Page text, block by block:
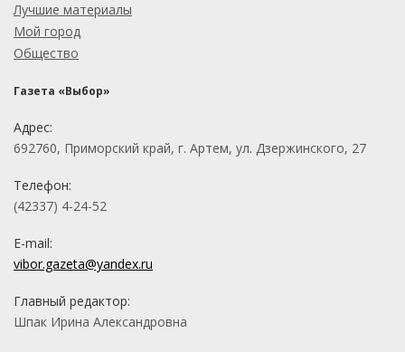
Лучшие материалы
Мой город
Общество
Газета «Выбор»
Адрес:
692760, Приморский край, г. Артем, ул. Дзержинского, 27
Телефон:
(42337) 4-24-52
E-mail:
vibor.gazeta@yandex.ru
Главный редактор:
Шпак Ирина Александровна